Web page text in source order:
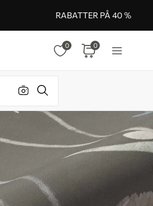
RABATTER PÅ 40 %
0 0